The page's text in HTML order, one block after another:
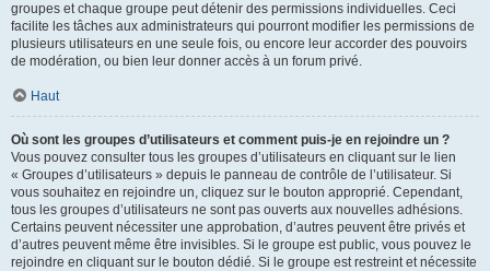
groupes et chaque groupe peut détenir des permissions individuelles. Ceci
facilite les tâches aux administrateurs qui pourront modifier les permissions de
plusieurs utilisateurs en une seule fois, ou encore leur accorder des pouvoirs
de modération, ou bien leur donner accès à un forum privé.
Haut
Où sont les groupes d’utilisateurs et comment puis-je en rejoindre un ?
Vous pouvez consulter tous les groupes d’utilisateurs en cliquant sur le lien
« Groupes d’utilisateurs » depuis le panneau de contrôle de l’utilisateur. Si
vous souhaitez en rejoindre un, cliquez sur le bouton approprié. Cependant,
tous les groupes d’utilisateurs ne sont pas ouverts aux nouvelles adhésions.
Certains peuvent nécessiter une approbation, d’autres peuvent être privés et
d’autres peuvent même être invisibles. Si le groupe est public, vous pouvez le
rejoindre en cliquant sur le bouton dédié. Si le groupe est restreint et nécessite